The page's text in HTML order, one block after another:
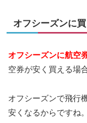
オフシーズンに買
オフシーズンに航空
空券が安く買える場
オフシーズンで飛行
安くなるからですね。